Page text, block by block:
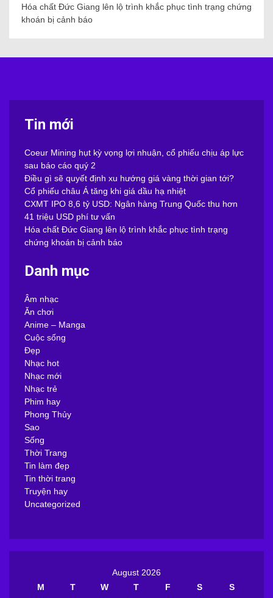
Hóa chất Đức Giang lên lộ trình khắc phục tình trạng chứng
khoán bị cảnh báo
Tin mới
Coeur Mining hụt kỳ vọng lợi nhuận, cổ phiếu chịu áp lực
sau báo cáo quý 2
Điều gì sẽ quyết định xu hướng giá vàng thời gian tới?
Cổ phiếu châu Á tăng khi giá dầu hạ nhiệt
CXMT IPO 8,6 tỷ USD: Ngân hàng Trung Quốc thu hơn
41 triệu USD phí tư vấn
Hóa chất Đức Giang lên lộ trình khắc phục tình trạng
chứng khoán bị cảnh báo
Danh mục
Âm nhạc
Ăn chơi
Anime – Manga
Cuộc sống
Đẹp
Nhạc hot
Nhạc mới
Nhạc trẻ
Phim hay
Phong Thủy
Sao
Sống
Thời Trang
Tin làm đẹp
Tin thời trang
Truyện hay
Uncategorized
August 2026
M
T W T F S
S